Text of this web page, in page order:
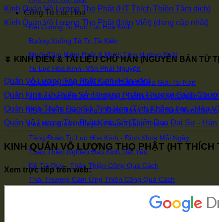
Cộng Tu Lục Hòa
Đại Cương Tu Học Lục Hòa Kính
Buông Xuống Tà Tri Tà Kiến
Mười Tâm Niệm Phật & Mười Tâm Hướng Phật
Tu Lục Hòa Kính- Văn Phát Nguyện
Xây dựng Tăng Đoàn Lục Hòa Kính Hóa Giải Tai Nạn
Tu Hoa Nghiêm Áo Chỉ Vọng Tận Hoàn Nguyên Quán Đề
Phật Hỏi Di Lặc Trong 1 Khảy Ngón Tay Có Bao Nhiêu Niệm
Lục Hòa Kính - Chuyển Phàm Thành Thánh
Tăng Đoàn Tu Lục Hòa Kính - Định Khóa Mỗi Ngày
Thập Thiện Nghiệp Đạo Kinh Tiết Yếu
Đệ Tử Quy - Thập Thiện Công Quá Cách
Thái Thượng Cảm Ứng Thiên Công Quá Cách
Kinh Quán Vô Lượng Thọ Phật (HT Thích Thiền Tâm dịch)
Kinh Quán Vô Lượng Thọ Phật (Hán Việt) (đang cập nhật)
⏬ KINH ĐIỂN & TÀI LIỆU CHỮ HÁN (NGUYÊN BẢN TỪ
Quán Vô Lượng Thọ Phật Kinh (Hán văn)
Quán Kinh Tứ Thiếp Sớ Thượng Phẩm Thượng Sanh
Quán Kinh Thiện Đạo Sớ Tinh Hoa (Tịnh Không học - Hán
Quán Vô Lượng Thọ Phật Kinh Sớ (Thiện Đạo Đại Sư - Hán
KINH QUÁN VÔ LƯỢNG THỌ PHẬT (HT THÍCH
Xem trực tiếp trên web: